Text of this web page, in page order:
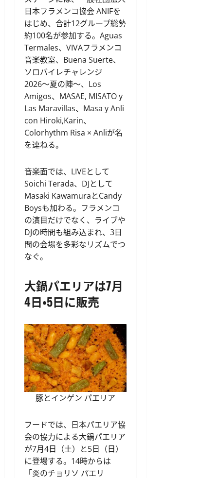
日本フラメンコ協会 ANIFを
はじめ、合計12グループ総勢
約100名が参加する。Aguas
Termales、VIVAフラメンコ
音楽教室、Buena Suerte、
ソロバイレチャレンジ
2026〜夏の陣〜、Los
Amigos、MASAE, MISATO y
Las Maravillas、Masa y Anli
con Hiroki,Karin、
Colorhythm Risa × Anliが名
を連ねる。
音楽面では、LIVEとして
Soichi Terada、DJとして
Masaki KawamuraとCandy
Boysも加わる。フラメンコ
の演目だけでなく、ライブや
DJの時間も組み込まれ、3日
間の会場を多彩なリズムでつ
なぐ。
大鍋パエリアは7月
4日・5日に販売
豚とインゲン パエリア
フードでは、日本パエリア協
会の協力による大鍋パエリア
が7月4日（土）と5日（日）
に登場する。14時からは
「炎のチョリソ パエリ